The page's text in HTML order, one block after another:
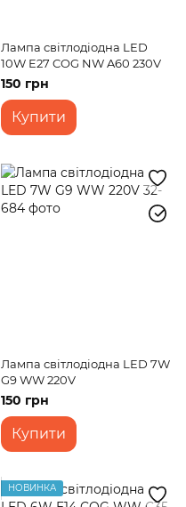
Лампа світлодіодна LED
10W E27 COG NW A60 230V
150 грн
Купити
Лампа світлодіодна LED 7W
G9 WW 220V
150 грн
Купити
НОВИНКА